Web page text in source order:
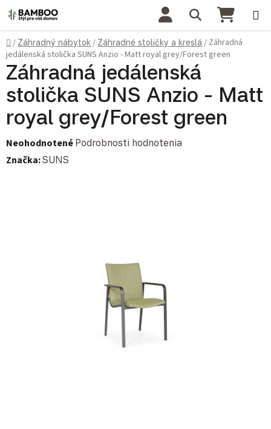
Prejsť na obsah Hľadať
Domov
/ Záhradný nábytok / Záhradné stoličky a kreslá / Záhradná
jedálenská stolička SUNS Anzio - Matt royal grey/Forest green
Záhradná jedálenská
stolička SUNS Anzio - Matt
royal grey/Forest green
Priemerné hodnotenie produktu je 0,0 z 5 hviezdičiek.
Neohodnotené Podrobnosti hodnotenia
Značka:SUNS